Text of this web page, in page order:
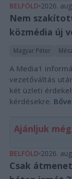
BELFÖLD 2026.
Nem
közmédia új
Magyar Péter
A Media1
vezetőváltás
két üzleti
kérdésekre.
Ajánljuk még
BELFÖLD 2026.
Csak